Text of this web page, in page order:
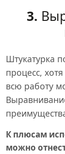
3.
Штукатурка
процесс,
всю работу
К плюсам
можно